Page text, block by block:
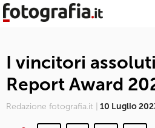
I vincitori
Report Award
Redazione fotografia.it | 10 Luglio